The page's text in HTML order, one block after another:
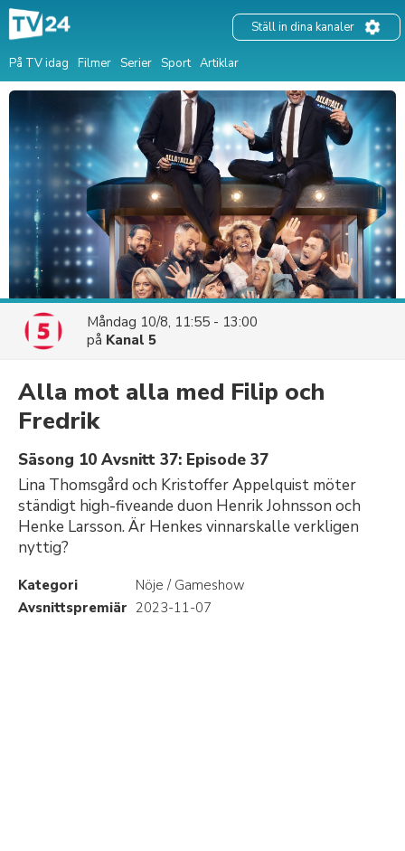
På TV idag Filmer Serier Sport Artiklar
Ställ in dina kanaler
Måndag 10/8, 11:55 - 13:00
på Kanal 5
Alla mot alla med Filip och
Fredrik
Säsong 10 Avsnitt 37: Episode 37
Lina Thomsgård och Kristoffer Appelquist möter
ständigt high-fiveande duon Henrik Johnsson och
Henke Larsson. Är Henkes vinnarskalle verkligen
nyttig?
Kategori
Nöje / Gameshow
Avsnittspremiär 2023-11-07